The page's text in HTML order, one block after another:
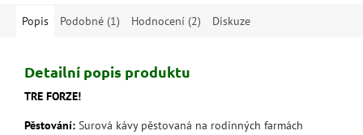
Popis
Podobné (1) Hodnocení (2) Diskuze
Detailní popis produktu
TRE FORZE!
Pěstování: Surová kávy pěstovaná na rodinných farmách